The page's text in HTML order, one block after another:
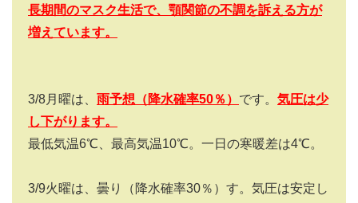
長期間のマスク生活で、顎関節の不調を訴える方が
増えています。
3/8月曜は、 雨予想（降水確率50％） です。 気圧は少
し下がります。
最低気温6℃、最高気温10℃。一日の寒暖差は4℃。
3/9火曜は、曇り（降水確率30％）す。気圧は安定し